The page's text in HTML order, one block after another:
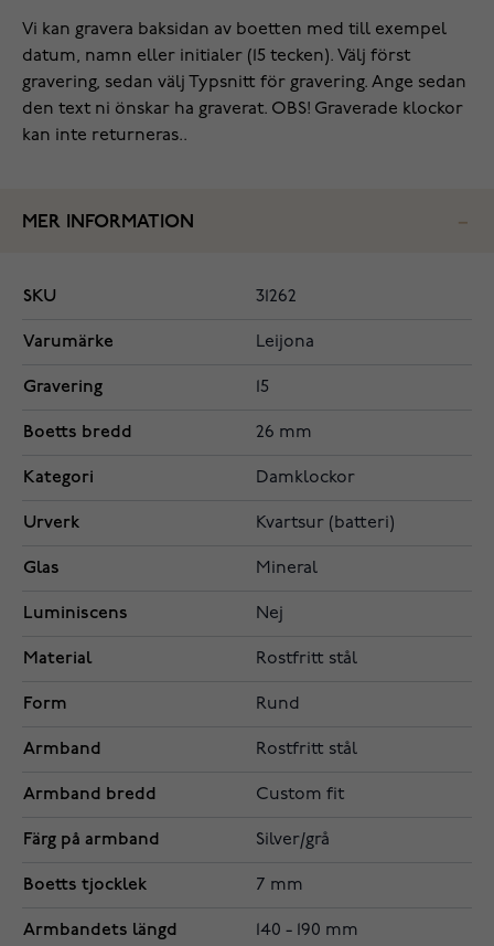
Vi kan gravera baksidan av boetten med till exempel
datum, namn eller initialer (15 tecken). Välj först
gravering, sedan välj Typsnitt för gravering. Ange sedan
den text ni önskar ha graverat. OBS! Graverade klockor
kan inte returneras..
MER INFORMATION
SKU 31262
Varumärke Leijona
Gravering 15
Boetts bredd 26 mm
Kategori Damklockor
Urverk Kvartsur (batteri)
Glas Mineral
Luminiscens Nej
Material Rostfritt stål
Form Rund
Armband Rostfritt stål
Armband bredd Custom fit
Färg på armband Silver/grå
Boetts tjocklek 7 mm
Armbandets längd 140 - 190 mm